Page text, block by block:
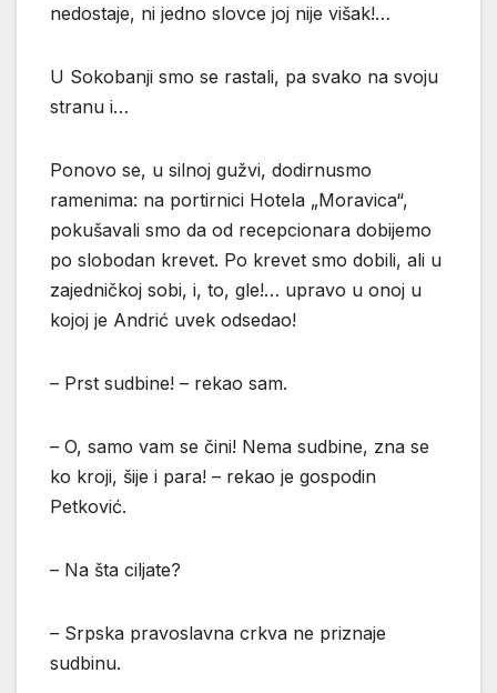
nedostaje, ni jedno slovce joj nije višak!…
U Sokobanji smo se rastali, pa svako na svoju
stranu i…
Ponovo se, u silnoj gužvi, dodirnusmo
ramenima: na portirnici Hotela „Moravica“,
pokušavali smo da od recepcionara dobijemo
po slobodan krevet. Po krevet smo dobili, ali u
zajedničkoj sobi, i, to, gle!… upravo u onoj u
kojoj je Andrić uvek odsedao!
– Prst sudbine! – rekao sam.
– O, samo vam se čini! Nema sudbine, zna se
ko kroji, šije i para! – rekao je gospodin
Petković.
– Na šta ciljate?
– Srpska pravoslavna crkva ne priznaje
sudbinu.